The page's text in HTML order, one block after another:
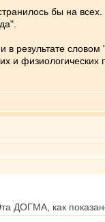
бы на
результате
и
ДОГМА, как